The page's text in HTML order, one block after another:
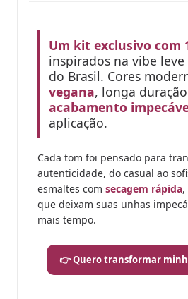
Um kit exclusivo com
inspirados na vibe
do Brasil. Cores
vegana, longa
acabamento
aplicação.
Cada tom foi pensado para
autenticidade, do casual ao
esmaltes com secagem rápida,
que deixam suas unhas
mais tempo.
👉 Quero transformar